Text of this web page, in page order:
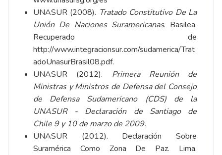
UNASUR (2008). Tratado Constitutivo De La
Unión De Naciones Suramericanas. Basilea.
Recuperado de
http://www.integracionsur.com/sudamerica/Trat
adoUnasurBrasil08.pdf.
UNASUR (2012). Primera Reunión de
Ministras y Ministros de Defensa del Consejo
de Defensa Sudamericano (CDS) de la
UNASUR - Declaración de Santiago de
Chile 9 y 10 de marzo de 2009.
UNASUR (2012). Declaración Sobre
Suramérica Como Zona De Paz. Lima.